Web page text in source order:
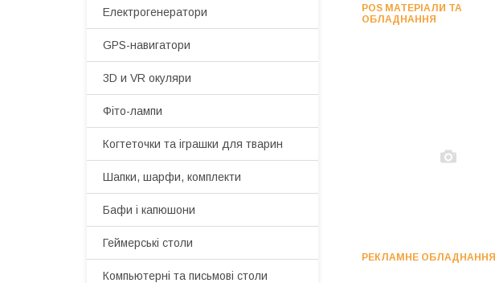
POS МАТЕРІАЛИ ТА
ОБЛАДНАННЯ
РЕКЛАМНЕ ОБЛАДНАННЯ
Електрогенератори
GPS-навигатори
3D и VR окуляри
Фіто-лампи
Когтеточки та іграшки для тварин
Шапки, шарфи, комплекти
Бафи і капюшони
Геймерські столи
Компьютерні та письмові столи